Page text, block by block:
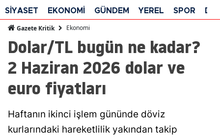
SİYASET EKONOMİ GÜNDEM YEREL SPOR
Gazete Kritik Ekonomi
Dolar/TL bugün ne kadar?
2 Haziran 2026 dolar ve
euro fiyatları
Haftanın ikinci işlem gününde döviz
kurlarındaki hareketlilik yakından takip